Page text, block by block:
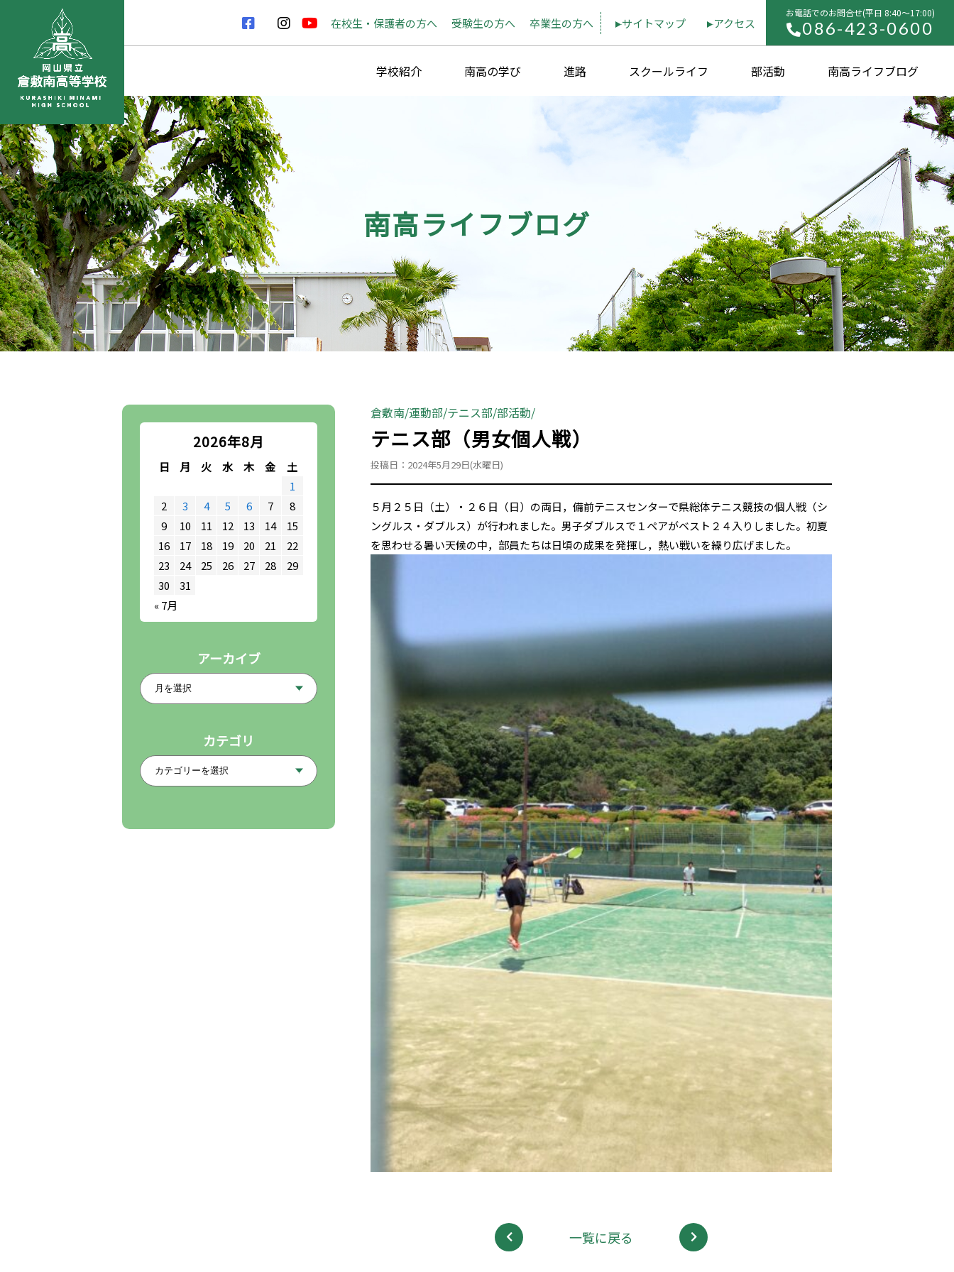
在校生・保護者の方へ 受験生の方へ 卒業生の方へ サイトマップ アクセス
お電話でのお問合せ(平⽇ 8:40〜17:00)
086-423-0600
学校紹介 南高の学び 進路 スクールライフ 部活動 南高ライフブログ
南高ライフブログ
2026年8月
日 月 火 水 木 金
土
1
2
3 4 5 6 7
8
9
10 11 12 13 14
15
16
17 18 19 20 21
22
23
24 25 26 27 28
29
30
31
« 7月
アーカイブ
カテゴリ
倉敷南 運動部 テニス部 部活動
テニス部（男女個人戦）
投稿日：2024年5月29日(水曜日)
５月２５日（土）・２６日（日）の両日，備前テニスセンターで県総体テニス競技の個人戦（シ
ングルス・ダブルス）が行われました。男子ダブルスで１ペアがベスト２４入りしました。初夏
を思わせる暑い天候の中，部員たちは日頃の成果を発揮し，熱い戦いを繰り広げました。
一覧に戻る